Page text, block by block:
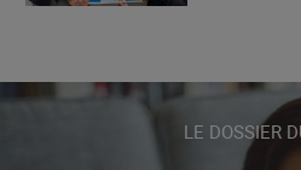
«
LE DOSSIER